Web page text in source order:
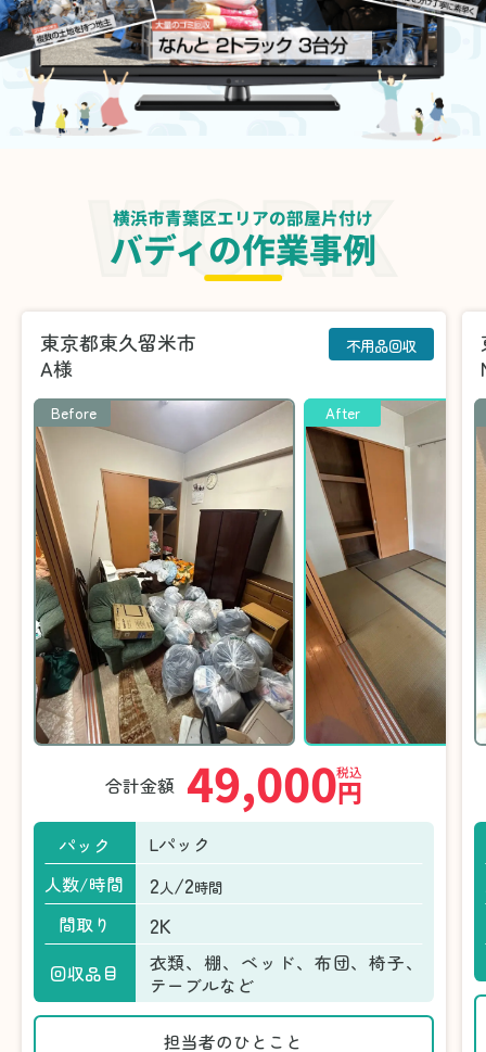
横浜市青葉区エリアの部屋片付け
バディの作業事例
東京都東久留米市
A様
不用品回収
Before After
合計金額 49,000円
税込
パック
Lパック
人数/時間
2人/2時間
間取り 2K
回収品目
衣類、棚、ベッド、布団、椅子、
テーブルなど
担当者のひとこと